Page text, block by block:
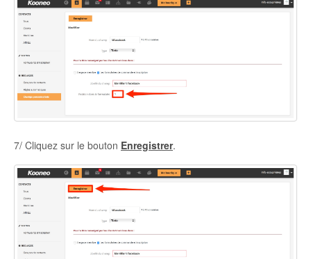
7/ Cliquez sur le bouton Enregistrer.